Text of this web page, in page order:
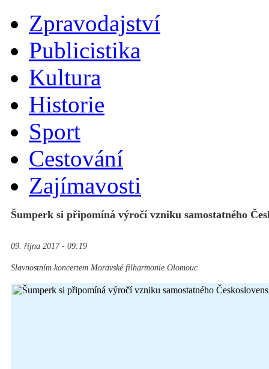
Zpravodajství
Publicistika
Kultura
Historie
Sport
Cestování
Zajímavosti
Šumperk si připomíná výročí vzniku samostatného
09. října 2017 - 09:19
Slavnostním koncertem Moravské filharmonie Olomouc